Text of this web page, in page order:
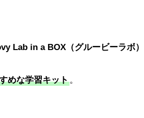
Lab in a BOX（グルービーラボ）
めな学習キット。